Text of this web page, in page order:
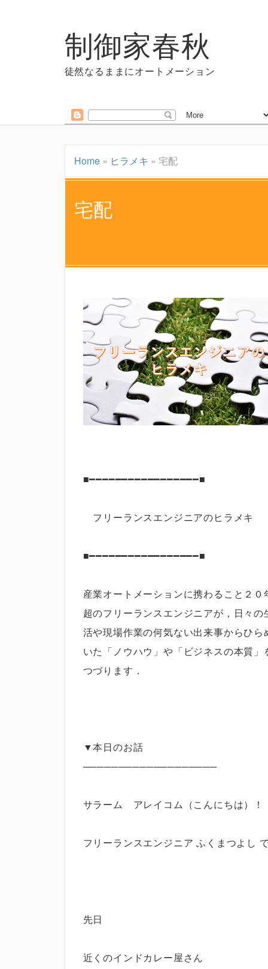
制御家春秋
徒然なるままにオートメーション
Home» ヒラメキ » 宅配
宅配
■━━━━━━━━━━━━━━━━━■
フリーランスエンジニアのヒラメ
■━━━━━━━━━━━━━━━━━■
産業オートメーションに携わること２０
超のフリーランスエンジニアが，日々の
活や現場作業の何気ない出来事からひら
いた「ノウハウ」や「ビジネスの本質」
つづります．
▼本日のお話
───────────────────
サラーム アレイコム（こんにちは）！
フリーランスエンジニア ふくまつよし
先日
近くのインドカレー屋さん